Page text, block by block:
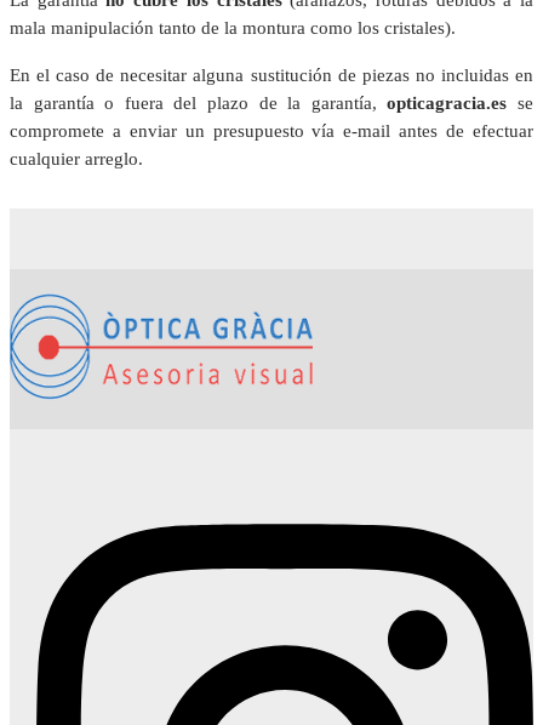
mala manipulación tanto de la montura como los cristales).
En el caso de necesitar alguna sustitución de piezas no incluidas en
la garantía o fuera del plazo de la garantía,opticagracia.es se
compromete a enviar un presupuesto vía e-mail antes de efectuar
cualquier arreglo.